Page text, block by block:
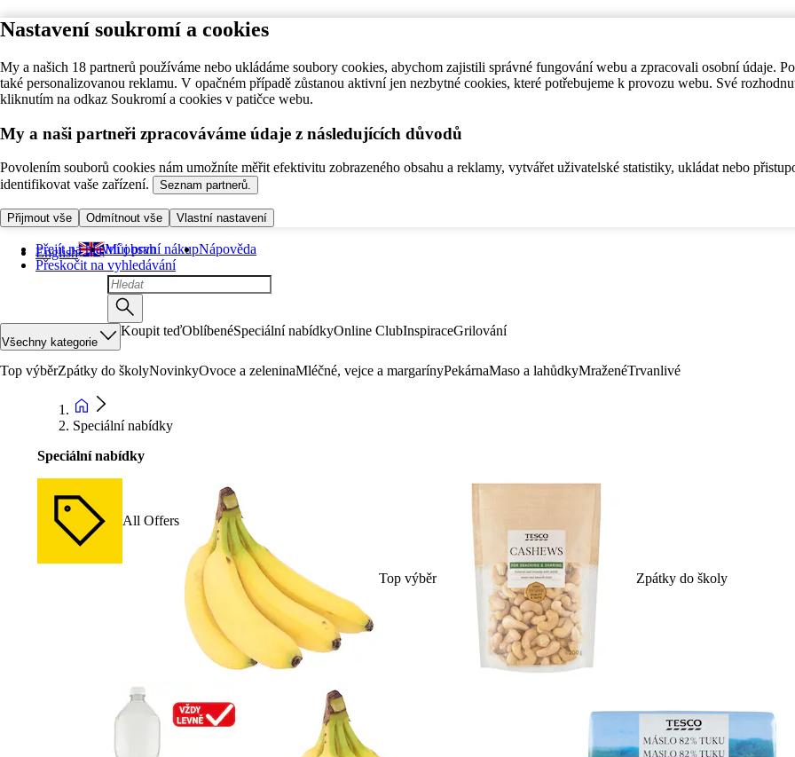
Nastavení soukromí a cookies
My a našich 18 partnerů používáme nebo ukládáme soubory cookies, abychom zajistili správné fungování webu a zpracovali osobní údaje.
také personalizovanou reklamu. V opačném případě zůstanou aktivní jen nezbytné cookies, které potřebujeme k provozu webu. Své
kliknutím na odkaz Soukromí a cookies v patičce webu.
My a naši partneři zpracováváme údaje z následujících důvodů
Povolením souborů cookies nám umožníte měřit efektivitu zobrazeného obsahu a reklamy, vytvářet uživatelské statistiky, ukládat nebo
identifikovat vaše zařízení.
Seznam partnerů.
Přijmout vše Odmítnout vše Vlastní nastavení
Přejít na hlavní obsah
Přeskočit na vyhledávání
English Můj první nákupNápověda
Všechny kategorie
Koupit teďOblíbenéSpeciální nabídkyOnline ClubInspiraceGrilování
Top výběrZpátky do školyNovinkyOvoce a zeleninaMléčné, vejce a margarínyPekárnaMaso a lahůdkyMraženéTrvanlivé
Speciální nabídky
Speciální nabídky
All Offers
Top výběr Zpátky do školy